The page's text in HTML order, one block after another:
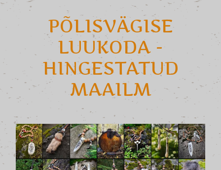
PÕLISVÄGISE
LUUKODA -
HINGESTATUD
MAAILM